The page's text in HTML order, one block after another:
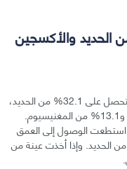
والأكسجين
إن أمكنك فصل الأرض إلى أكوام من المواد؛ ستحصل على 32.1% من الحديد،
30.1% من الأوكسجين، 15.1% من السيلكون و13.1% من المغنيسيوم.
استطعت الوصول إلى العمق
من النواة فستجدها مكوّنة من 88% من الحديد. وإذا أخذت عينة من